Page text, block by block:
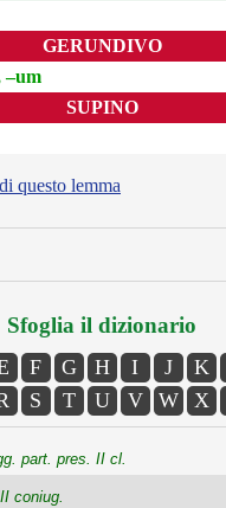
GERUNDIVO
–um
SUPINO
questo lemma
Sfoglia il dizionario
F G H I J K
S T U V W X
part. pres. II cl.
coniug.